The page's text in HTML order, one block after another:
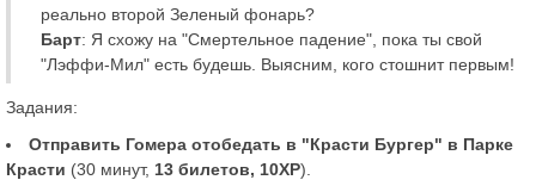
реально второй Зеленый фонарь?
Барт: Я схожу на "Смертельное падение", пока ты свой
"Лэффи-Мил" есть будешь. Выясним, кого стошнит первым!
Задания:
Отправить Гомера отобедать в "Красти Бургер" в Парке
Красти (30 минут, 13 билетов, 10XP).